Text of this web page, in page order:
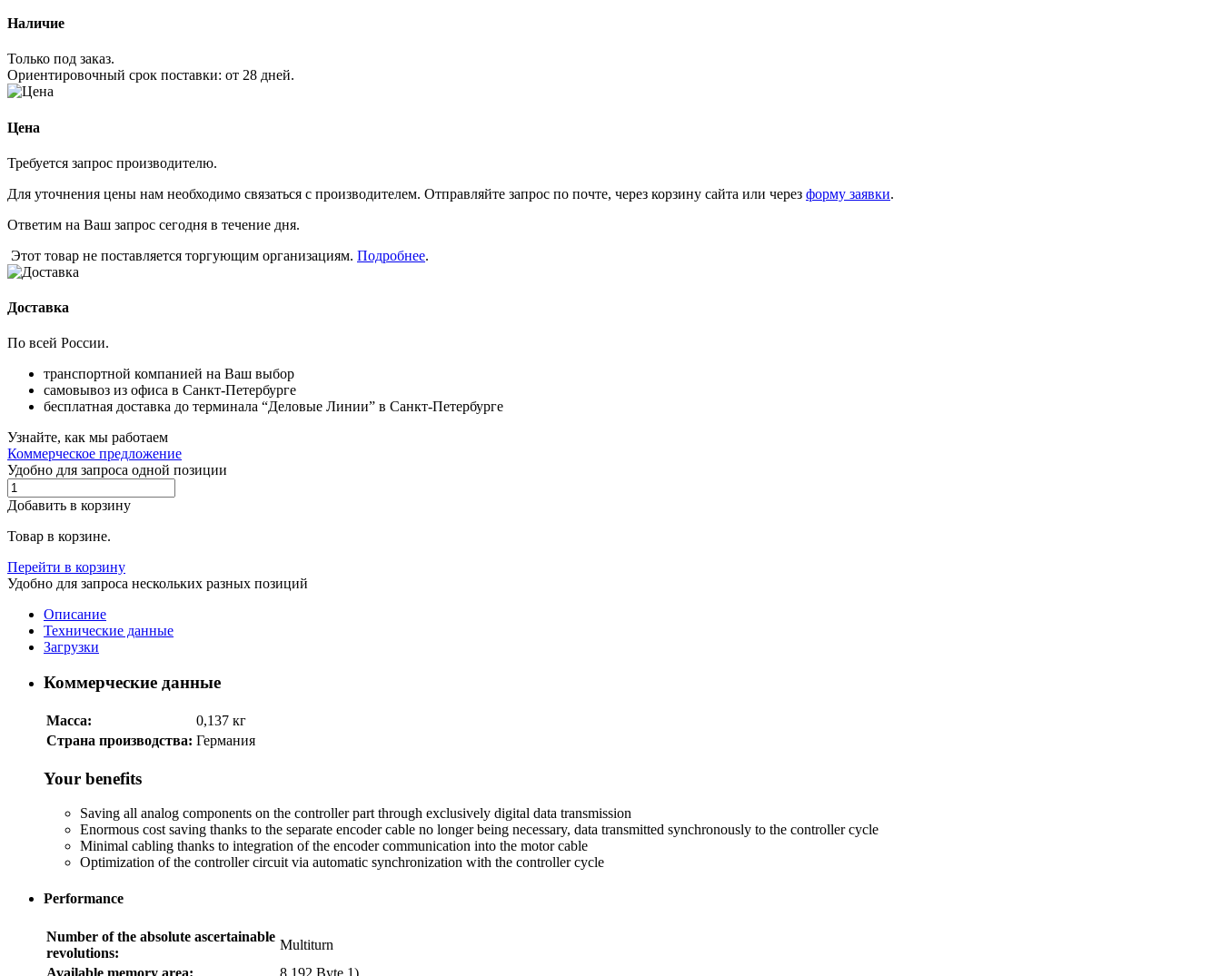
Наличие
Только под заказ.
Ориентировочный срок поставки: от 28 дней.
Цена
Требуется запрос производителю.
Для уточнения цены нам необходимо связаться с производителем. Отправляйте запрос по почте, через корзину сайта или через форму заявки.
Ответим на Ваш запрос сегодня в течение дня.
Этот товар не поставляется торгующим организациям. Подробнее.
Доставка
По всей России.
транспортной компанией на Ваш выбор
самовывоз из офиса в Санкт-Петербурге
бесплатная доставка до терминала “Деловые Линии” в Санкт-Петербурге
Узнайте, как мы работаем
Коммерческое предложение
Удобно для запроса одной позиции
Добавить в корзину
Товар в корзине.
Перейти в корзину
Удобно для запроса нескольких разных позиций
Описание
Технические данные
Загрузки
Коммерческие данные
Масса:
0,137 кг
Страна производства: Германия
Your benefits
Saving all analog components on the controller part through exclusively digital data transmission
Enormous cost saving thanks to the separate encoder cable no longer being necessary, data transmitted synchronously to the controller cycle
Minimal cabling thanks to integration of the encoder communication into the motor cable
Optimization of the controller circuit via automatic synchronization with the controller cycle
Performance
Number of the absolute ascertainable
revolutions:
Multiturn
Available memory area:
8,192 Byte 1)